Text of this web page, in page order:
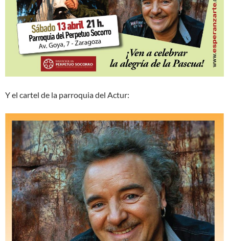
Y el cartel de la parroquia del Actur: